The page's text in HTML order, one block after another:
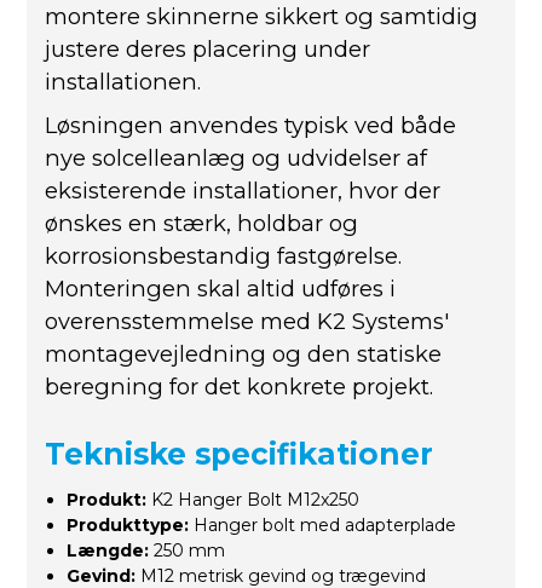
montere skinnerne sikkert og samtidig
justere deres placering under
installationen.
Løsningen anvendes typisk ved både
nye solcelleanlæg og udvidelser af
eksisterende installationer, hvor der
ønskes en stærk, holdbar og
korrosionsbestandig fastgørelse.
Monteringen skal altid udføres i
overensstemmelse med K2 Systems'
montagevejledning og den statiske
beregning for det konkrete projekt.
Tekniske specifikationer
Produkt:K2 Hanger Bolt M12x250
Produkttype:Hanger bolt med adapterplade
Længde:250 mm
Gevind:M12 metrisk gevind og trægevind